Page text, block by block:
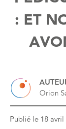
: ET
Orion
Publié le 18